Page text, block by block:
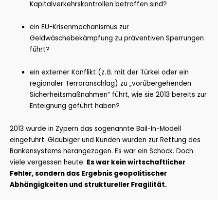
Kapitalverkehrskontrollen betroffen sind?
ein EU-Krisenmechanismus zur
Geldwäschebekämpfung zu präventiven Sperrungen
führt?
ein externer Konflikt (z. B. mit der Türkei oder ein
regionaler Terroranschlag) zu „vorübergehenden
Sicherheitsmaßnahmen“ führt, wie sie 2013 bereits zur
Enteignung geführt haben?
2013 wurde in Zypern das sogenannte Bail-In-Modell
eingeführt: Gläubiger und Kunden wurden zur Rettung des
Bankensystems herangezogen. Es war ein Schock. Doch
viele vergessen heute: Es war kein wirtschaftlicher
Fehler, sondern das Ergebnis geopolitischer
Abhängigkeiten und struktureller Fragilität.